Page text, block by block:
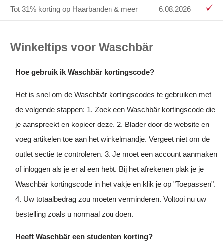
Tot 31% korting op Haarbanden & meer 6.08.2026
Winkeltips voor Waschbär
Hoe gebruik ik Waschbär kortingscode?
Het is snel om de Waschbär kortingscodes te gebruiken met
de volgende stappen: 1. Zoek een Waschbär kortingscode die
je aanspreekt en kopieer deze. 2. Blader door de website en
voeg artikelen toe aan het winkelmandje. Vergeet niet om de
outlet sectie te controleren. 3. Je moet een account aanmaken
of inloggen als je er al een hebt. Bij het afrekenen plak je je
Waschbär kortingscode in het vakje en klik je op "Toepassen".
4. Uw totaalbedrag zou moeten verminderen. Voltooi nu uw
bestelling zoals u normaal zou doen.
Heeft Waschbär een studenten korting?